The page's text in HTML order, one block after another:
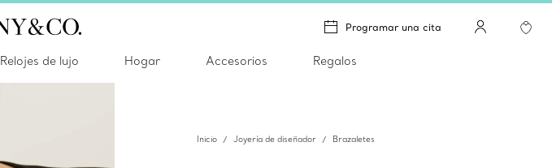
Programar una cita
Relojes de lujo Hogar Accesorios Regalos
Inicio Joyería de diseñador Brazaletes